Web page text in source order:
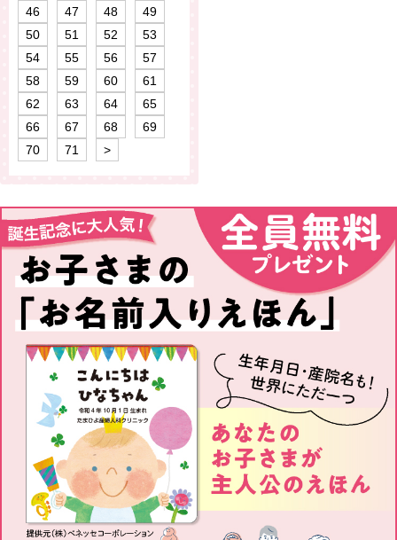
46
47 48
49
50
51 52
53
54
55 56
57
58
59 60
61
62
63 64
65
66
67 68
69
70
71 >